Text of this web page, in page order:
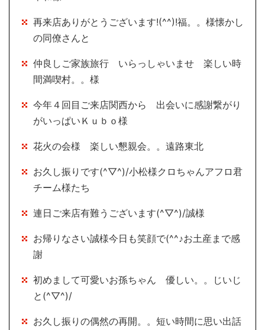
再来店ありがとうございます!(^^)!福。。様懐かし
の同僚さんと
仲良しご家族旅行 いらっしゃいませ 楽しい時
間満喫村。。様
今年４回目ご来店関西から 出会いに感謝繋がり
がいっぱいＫｕｂｏ様
花火の会様 楽しい懇親会。。遠路東北
お久し振りです(^▽^)/小松様クロちゃんアフロ君
チーム様たち
連日ご来店有難うございます(^▽^)/誠様
お帰りなさい誠様今日も笑顔で(^^♪お土産まで感
謝
初めまして可愛いお孫ちゃん 優しい。。じいじ
と(^▽^)/
お久し振りの偶然の再開。。短い時間に思い出話